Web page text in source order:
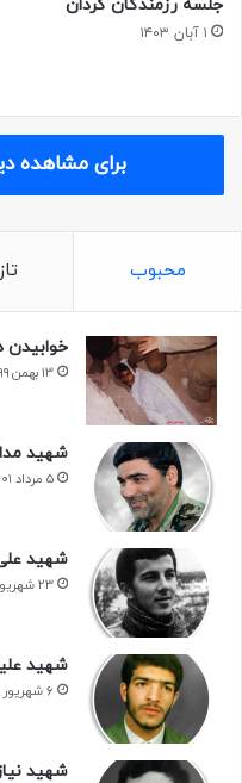
جلسه رزمندگان گردان
۱ آبان ۱۴۰۳
برای مشاهده
محبوب
خوابیدن
۱۳ بهمن ۱۳۹۹
شهید
۵ مرداد ۱۴۰۱
شهید
۲۳ شهریور ۱۳۹۸
شهید
۶ شهریور ۱۳۹۷
شهید